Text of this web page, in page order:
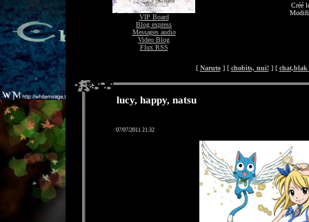
VIP Board
Blog express
Messages audio
Video Blog
Flux RSS
Créé
[ Naruto] [ chobits, nui!] [ chat,blak
lucy, happy, natsu
07/07/2011 21:32